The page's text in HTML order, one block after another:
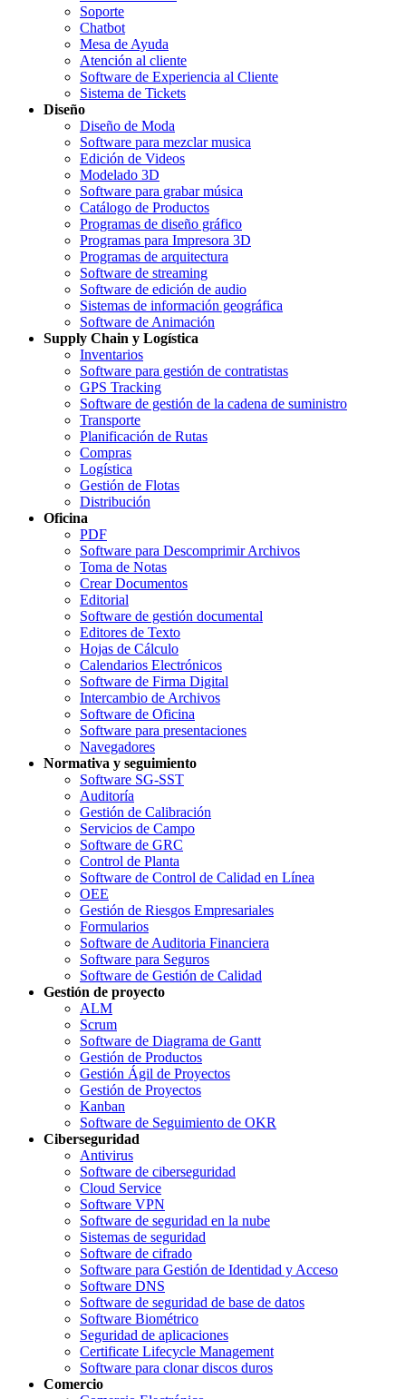
Soporte
Chatbot
Mesa de Ayuda
Atención al cliente
Software de Experiencia al Cliente
Sistema de Tickets
Diseño
Diseño de Moda
Software para mezclar musica
Edición de Videos
Modelado 3D
Software para grabar música
Catálogo de Productos
Programas de diseño gráfico
Programas para Impresora 3D
Programas de arquitectura
Software de streaming
Software de edición de audio
Sistemas de información geográfica
Software de Animación
Supply Chain y Logística
Inventarios
Software para gestión de contratistas
GPS Tracking
Software de gestión de la cadena de suministro
Transporte
Planificación de Rutas
Compras
Logística
Gestión de Flotas
Distribución
Oficina
PDF
Software para Descomprimir Archivos
Toma de Notas
Crear Documentos
Editorial
Software de gestión documental
Editores de Texto
Hojas de Cálculo
Calendarios Electrónicos
Software de Firma Digital
Intercambio de Archivos
Software de Oficina
Software para presentaciones
Navegadores
Normativa y seguimiento
Software SG-SST
Auditoría
Gestión de Calibración
Servicios de Campo
Software de GRC
Control de Planta
Software de Control de Calidad en Línea
OEE
Gestión de Riesgos Empresariales
Formularios
Software de Auditoria Financiera
Software para Seguros
Software de Gestión de Calidad
Gestión de proyecto
ALM
Scrum
Software de Diagrama de Gantt
Gestión de Productos
Gestión Ágil de Proyectos
Gestión de Proyectos
Kanban
Software de Seguimiento de OKR
Ciberseguridad
Antivirus
Software de ciberseguridad
Cloud Service
Software VPN
Software de seguridad en la nube
Sistemas de seguridad
Software de cifrado
Software para Gestión de Identidad y Acceso
Software DNS
Software de seguridad de base de datos
Software Biométrico
Seguridad de aplicaciones
Certificate Lifecycle Management
Software para clonar discos duros
Comercio